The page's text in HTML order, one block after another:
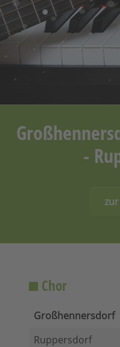
-
Chor
Großhennersdorf
Ruppersdorf